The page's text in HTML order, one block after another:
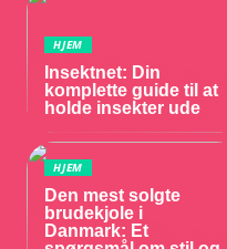
HJEM
Insektnet: Din
komplette guide til at
holde insekter ude
HJEM
Den mest solgte
brudekjole i
Danmark: Et